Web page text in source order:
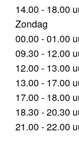
14.00 - 18.00
Zondag
00.00 - 01.00
09.30 - 12.00
12.00 - 13.00
13.00 - 17.00
17.00 - 18.00
18.30 - 20.30
21.00 - 22.00